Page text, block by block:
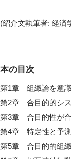
(紹介文執筆者: 経済
本の目次
第1章 組織論を意
第2章 合目的的シス
第3章 合目的性が合
第4章 特定性と予測
第5章 合目的的組織